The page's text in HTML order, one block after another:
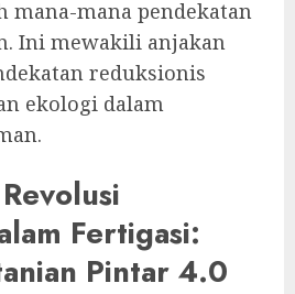
mana-mana pendekatan
Ini mewakili anjakan
reduksionis
ekologi dalam
Fertigasi:
Pintar 4.0